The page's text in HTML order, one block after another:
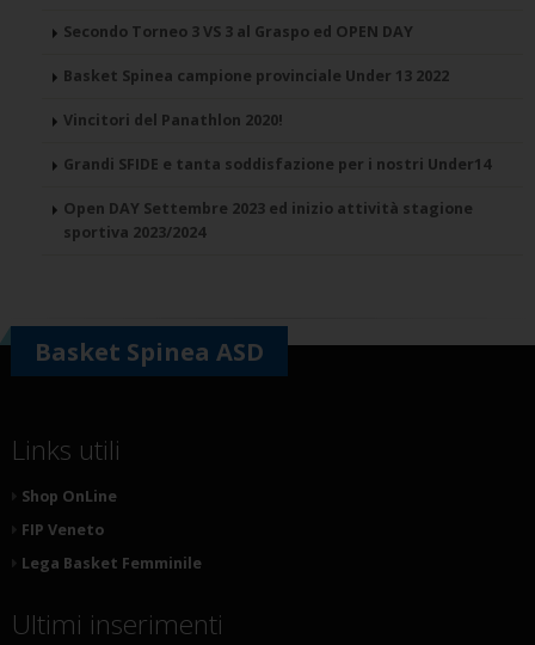
Secondo Torneo 3 VS 3 al Graspo ed OPEN DAY
Basket Spinea campione provinciale Under 13 2022
Vincitori del Panathlon 2020!
Grandi SFIDE e tanta soddisfazione per i nostri Under14
Open DAY Settembre 2023 ed inizio attività stagione
sportiva 2023/2024
Basket Spinea ASD
Links utili
Shop OnLine
FIP Veneto
Lega Basket Femminile
Ultimi inserimenti